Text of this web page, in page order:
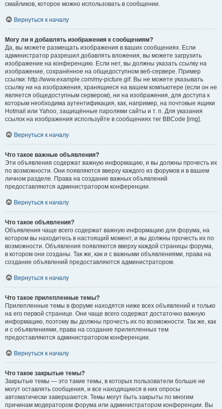
смайликов, которое можно использовать в сообщении.
Вернуться к началу
Могу ли я добавлять изображения к сообщениям?
Да, вы можете размещать изображения в ваших сообщениях. Если
администратор разрешил добавлять вложения, вы можете загрузить
изображение на конференцию. Если нет, вы должны указать ссылку на
изображение, сохранённое на общедоступном веб-сервере. Пример
ссылки: http://www.example.com/my-picture.gif. Вы не можете указывать
ссылку ни на изображения, хранящиеся на вашем компьютере (если он не
является общедоступным сервером), ни на изображения, для доступа к
которым необходима аутентификация, как, например, на почтовые ящики
Hotmail или Yahoo, защищённые паролями сайты и т. п. Для указания
ссылок на изображения используйте в сообщениях тег BBCode [img].
Вернуться к началу
Что такое важные объявления?
Эти объявления содержат важную информацию, и вы должны прочесть их
по возможности. Они появляются вверху каждого из форумов и в вашем
личном разделе. Права на создание важных объявлений
предоставляются администратором конференции.
Вернуться к началу
Что такое объявления?
Объявления чаще всего содержат важную информацию для форума, на
котором вы находитесь в настоящий момент, и вы должны прочесть их по
возможности. Объявления появляются вверху каждой страницы форума,
в котором они созданы. Так же, как и с важными объявлениями, права на
создание объявлений предоставляются администратором.
Вернуться к началу
Что такое прилепленные темы?
Прилепленные темы в форуме находятся ниже всех объявлений и только
на его первой странице. Они чаще всего содержат достаточно важную
информацию, поэтому вы должны прочесть их по возможности. Так же, как
и с объявлениями, права на создание прилепленных тем
предоставляются администратором конференции.
Вернуться к началу
Что такое закрытые темы?
Закрытые темы — это такие темы, в которых пользователи больше не
могут оставлять сообщения, и все находящиеся в них опросы
автоматически завершаются. Темы могут быть закрыты по многим
причинам модератором форума или администратором конференции. Вы